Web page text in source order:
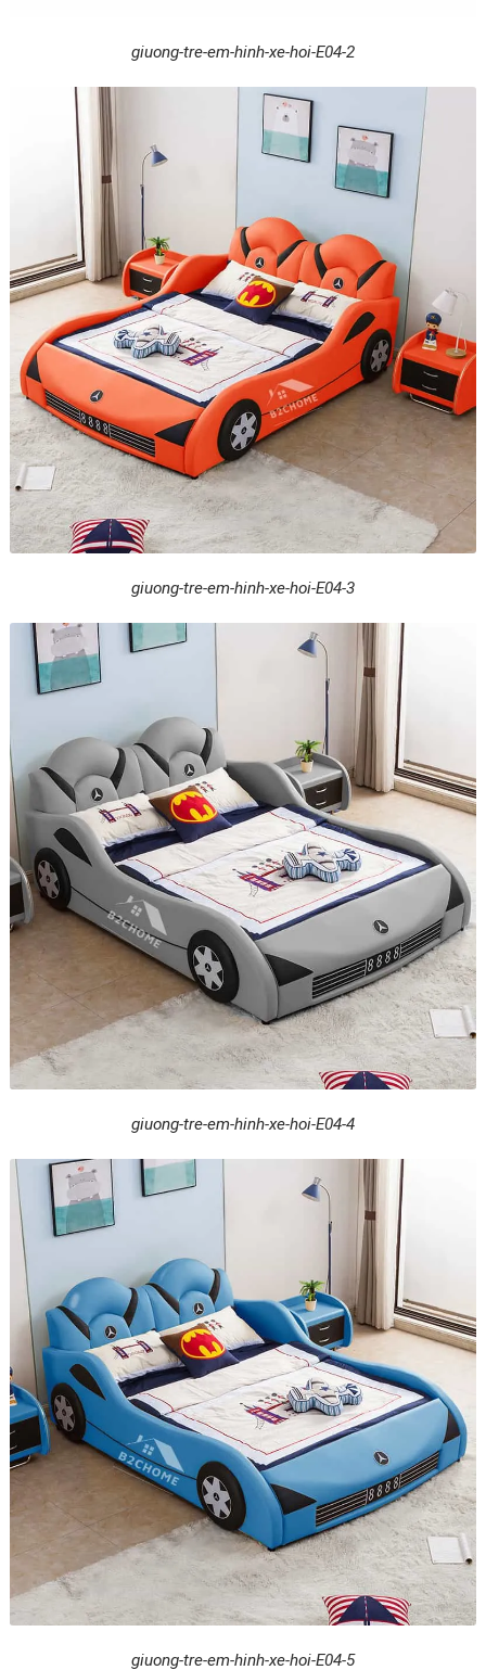
giuong-tre-em-hinh-xe-hoi-E04-2
giuong-tre-em-hinh-xe-hoi-E04-3
giuong-tre-em-hinh-xe-hoi-E04-4
giuong-tre-em-hinh-xe-hoi-E04-5